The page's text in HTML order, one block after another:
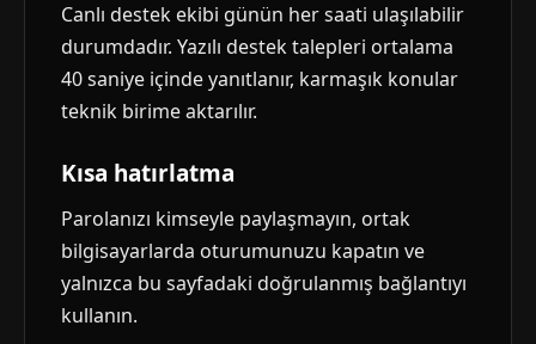
Canlı destek ekibi günün her saati ulaşılabilir
durumdadır. Yazılı destek talepleri ortalama
40 saniye içinde yanıtlanır, karmaşık konular
teknik birime aktarılır.
Kısa hatırlatma
Parolanızı kimseyle paylaşmayın, ortak
bilgisayarlarda oturumunuzu kapatın ve
yalnızca bu sayfadaki doğrulanmış bağlantıyı
kullanın.